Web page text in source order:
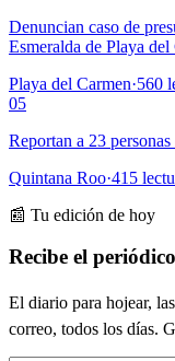
Denuncian caso de
Esmeralda de Playa del
Playa del Carmen·560
05
Reportan a 23
Quintana Roo·415
📰 Tu edición de hoy
Recibe el
El diario para hojear,
correo, todos los días.